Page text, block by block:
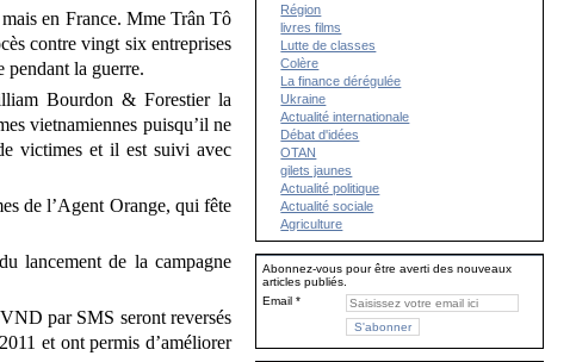
en France. Mme Trân Tô
contre vingt six entreprises
pendant la guerre.
Bourdon & Forestier la
vietnamiennes puisqu’il ne
victimes et il est suivi avec
de l’Agent Orange, qui fête
lancement de la campagne
par SMS seront reversés
et ont permis d’améliorer
Région
livres films
Lutte de classes
Colère
La finance dérégulée
Ukraine
Actualité internationale
Débat d'idées
OTAN
gilets jaunes
Actualité politique
Actualité sociale
Agriculture
Abonnez-vous pour être averti des nouveaux
articles publiés.
Email